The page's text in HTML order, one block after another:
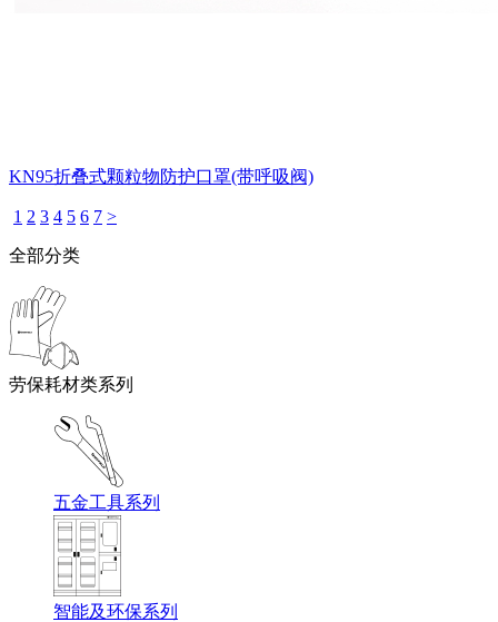
KN95折叠式颗粒物防护口罩(带呼吸阀)
1 2 3 4 5 6 7 >
全部分类
劳保耗材类系列
五金工具系列
智能及环保系列